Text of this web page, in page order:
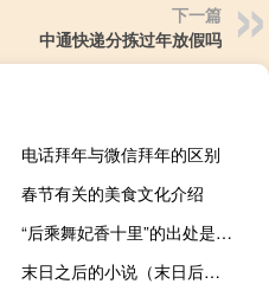
下一篇
中通快递分拣过年放假吗
电话拜年与微信拜年的区别
春节有关的美食文化介绍
“后乘舞妃香十里”的出处是哪里
末日之后的小说（末日后宫小说有肉的）